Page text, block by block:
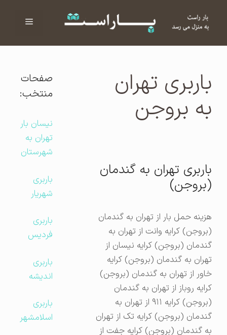
فهرست
باربری تهران
به بروجن
باربری تهران به گندمان
(بروجن)
هزینه حمل بار از تهران به گندمان
(بروجن) کرایه وانت از تهران به
گندمان (بروجن) کرایه نیسان از
تهران به گندمان (بروجن) کرایه
خاور از تهران به گندمان (بروجن)
کرایه روباز از تهران به گندمان
(بروجن) کرایه ۹۱۱ از تهران به
گندمان (بروجن) کرایه تک از تهران
به گندمان (بروجن) کرایه جفت از
صفحات
منتخب:
نیسان بار
تهران به
شهرستان
باربری
شهریار
باربری
فردیس
باربری
اندیشه
باربری
اسلامشهر